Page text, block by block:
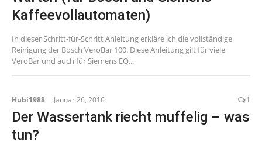
Kaffeevollautomaten)
In dieser Schritt-für-Schritt Anleitung erkläre ich die vollständige
Reinigung der Bosch VeroBar 100. Diese Anleitung gilt für viele
VeroBar und auch für Siemens EQ...
Hubi1988 Januar 26, 2016 1
Der Wassertank riecht muffelig – was
tun?